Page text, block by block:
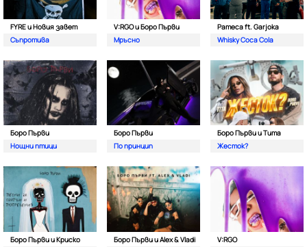
FYRE и Новия завет
Съпротива
V:RGO и Боро Първи
Мръсно
Pameca ft. Garjoka
Whisky Coca Cola
Боро Първи
Нощни птици
Боро Първи
По принцип
Боро Първи и Тита
Жесток?
Боро Първи и Криско
Боро Първи и Alex & Vladi
V:RGO